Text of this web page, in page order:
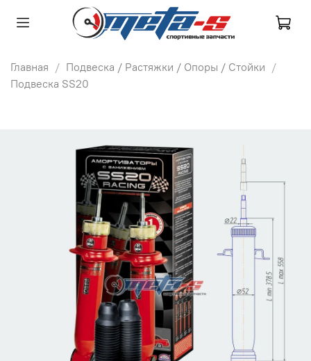
Главная
Подвеска / Растяжки / Опоры / Стойки
Подвеска SS20